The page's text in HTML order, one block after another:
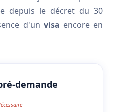
depuis le décret du 30
d'un visa encore en
demande